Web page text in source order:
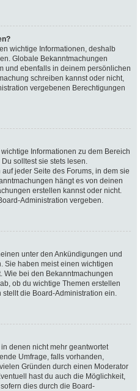
wichtige Informationen, deshalb
Globale Bekanntmachungen
und ebenfalls in deinem persönlichen
schreiben kannst oder nicht,
vergebenen Berechtigungen
Informationen zu dem Bereich
solltest sie stets lesen.
jeder Seite des Forums, in dem sie
hängt es von deinen
erstellen kannst oder nicht.
Administration vergeben.
unter den Ankündigungen und
Sie haben meist einen wichtigen
Wie bei den Bekanntmachungen
ob du wichtige Themen erstellen
die Board-Administration ein.
denen nicht mehr geantwortet
Umfrage, falls vorhanden,
Gründen durch einen Moderator
hast du auch die Möglichkeit,
dies durch die Board-